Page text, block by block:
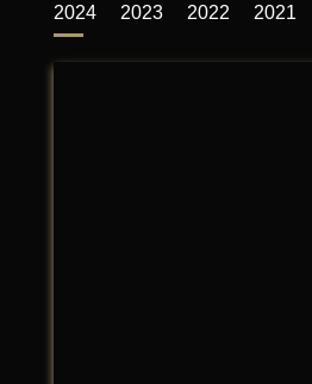
2024 2023 2022 2021